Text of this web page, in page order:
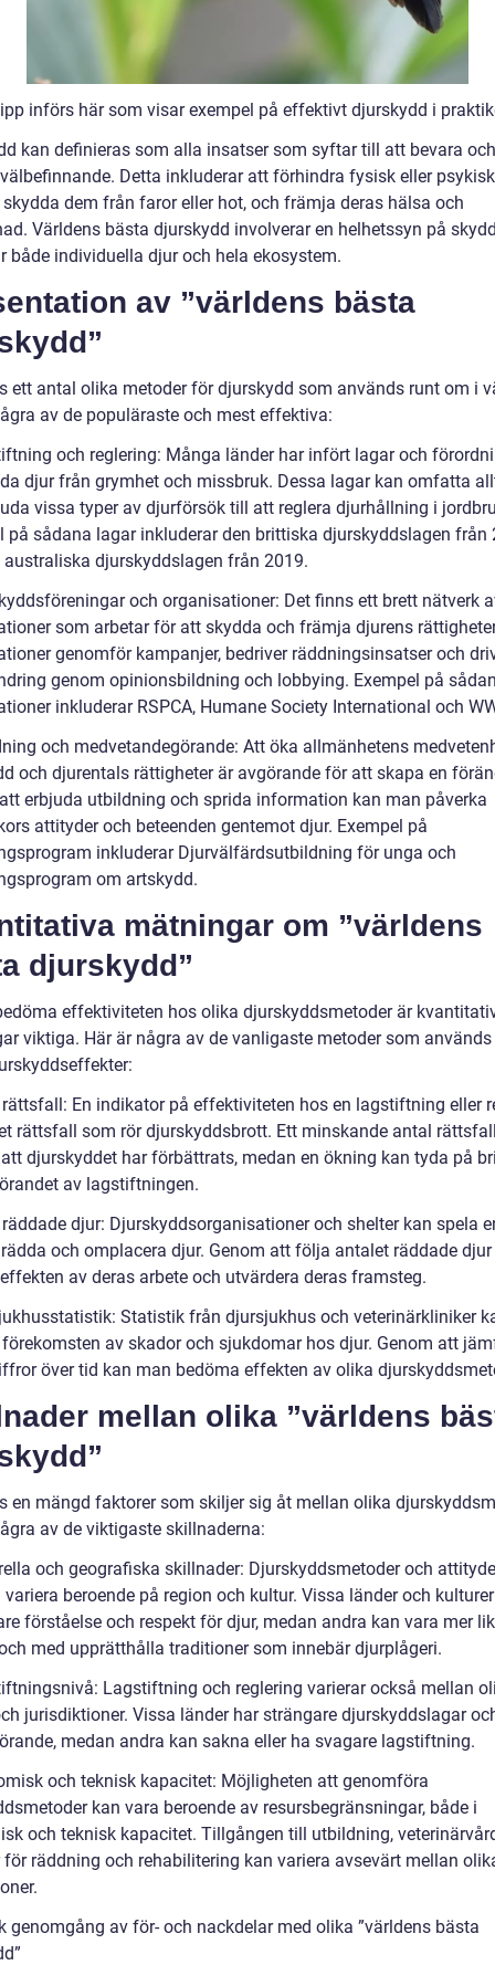
införs här som visar exempel på effektivt djurskydd i
kan definieras som alla insatser som syftar till att bevara
Detta inkluderar att förhindra fysisk eller
dem från faror eller hot, och främja deras hälsa och
Världens bästa djurskydd involverar en helhetssyn på
både individuella djur och hela ekosystem.
av ”världens bästa
ett antal olika metoder för djurskydd som används runt om i
av de populäraste och mest effektiva:
och reglering: Många länder har infört lagar och
djur från grymhet och missbruk. Dessa lagar kan omfatta
vissa typer av djurförsök till att reglera djurhållning i
på sådana lagar inkluderar den brittiska djurskyddslagen från
australiska djurskyddslagen från 2019.
och organisationer: Det finns ett brett nätverk
som arbetar för att skydda och främja djurens
genomför kampanjer, bedriver räddningsinsatser och
genom opinionsbildning och lobbying. Exempel på
inkluderar RSPCA, Humane Society International och
och medvetandegörande: Att öka allmänhetens
och djurentals rättigheter är avgörande för att skapa en
erbjuda utbildning och sprida information kan man påverka
attityder och beteenden gentemot djur. Exempel på
inkluderar Djurvälfärdsutbildning för unga och
om artskydd.
mätningar om ”världens
djurskydd”
effektiviteten hos olika djurskyddsmetoder är
viktiga. Här är några av de vanligaste metoder som
En indikator på effektiviteten hos en lagstiftning eller
rättsfall som rör djurskyddsbrott. Ett minskande antal
djurskyddet har förbättrats, medan en ökning kan tyda på
av lagstiftningen.
djur: Djurskyddsorganisationer och shelter kan spela
och omplacera djur. Genom att följa antalet räddade
av deras arbete och utvärdera deras framsteg.
Statistik från djursjukhus och veterinärkliniker
av skador och sjukdomar hos djur. Genom att
över tid kan man bedöma effekten av olika
mellan olika ”världens
en mängd faktorer som skiljer sig åt mellan olika
av de viktigaste skillnaderna:
och geografiska skillnader: Djurskyddsmetoder och
beroende på region och kultur. Vissa länder och
förståelse och respekt för djur, medan andra kan vara mer
med upprätthålla traditioner som innebär djurplågeri.
Lagstiftning och reglering varierar också mellan
jurisdiktioner. Vissa länder har strängare djurskyddslagar
medan andra kan sakna eller ha svagare lagstiftning.
och teknisk kapacitet: Möjligheten att genomföra
kan vara beroende av resursbegränsningar, både i
och teknisk kapacitet. Tillgången till utbildning,
för räddning och rehabilitering kan variera avsevärt mellan
genomgång av för- och nackdelar med olika ”världens bästa